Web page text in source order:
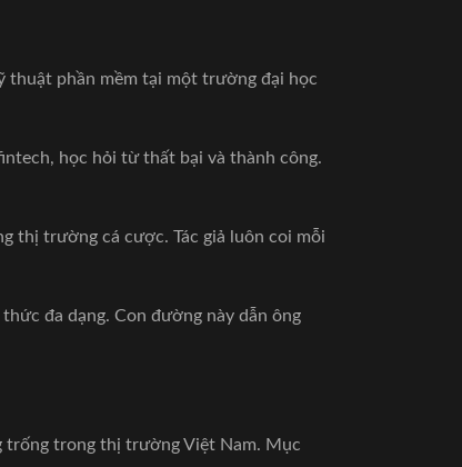
thuật phần mềm tại một trường đại học
học hỏi từ thất bại và thành công.
thị trường cá cược. Tác giả luôn coi mỗi
đa dạng. Con đường này dẫn ông
trống trong thị trường Việt Nam. Mục